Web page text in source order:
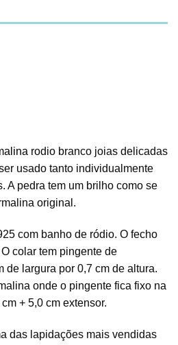
rodio branco joias delicadas
usado tanto individualmente
A pedra tem um brilho como se
original.
com banho de ródio. O fecho
colar tem pingente de
de largura por 0,7 cm de altura.
onde o pingente fica fixo na
+ 5,0 cm extensor.
das lapidações mais vendidas